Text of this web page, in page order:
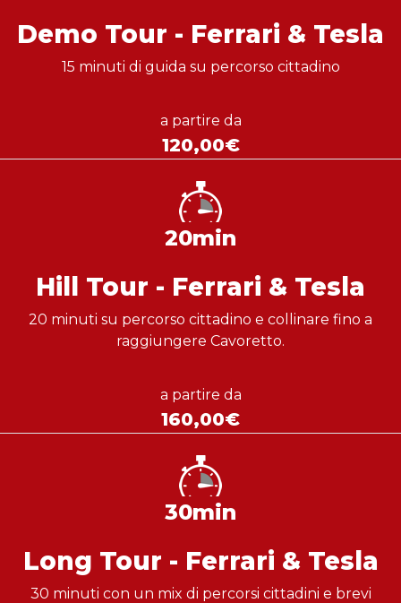
Demo Tour - Ferrari & Tesla
15 minuti di guida su percorso cittadino
a partire da
120,00€
20min
Hill Tour - Ferrari & Tesla
20 minuti su percorso cittadino e collinare fino a
raggiungere Cavoretto.
a partire da
160,00€
30min
Long Tour - Ferrari & Tesla
30 minuti con un mix di percorsi cittadini e brevi